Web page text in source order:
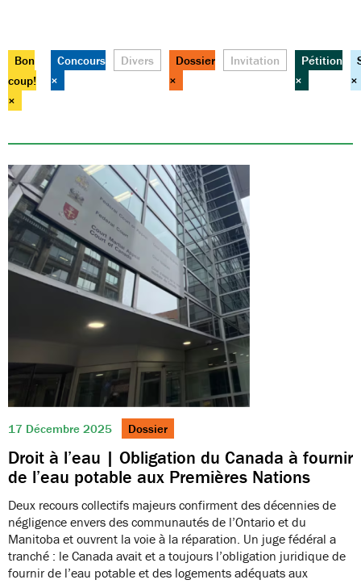
17 Décembre 2025 Dossier
Droit à l’eau | Obligation du Canada à fournir
de l’eau potable aux Premières Nations
Deux recours collectifs majeurs confirment des décennies de
négligence envers des communautés de l’Ontario et du
Manitoba et ouvrent la voie à la réparation. Un juge fédéral a
tranché : le Canada avait et a toujours l’obligation juridique de
fournir de l’eau potable et des logements adéquats aux
Bon
coup!
×
Concours
×
Divers
Dossier
×
Invitation
Pétition
×
×